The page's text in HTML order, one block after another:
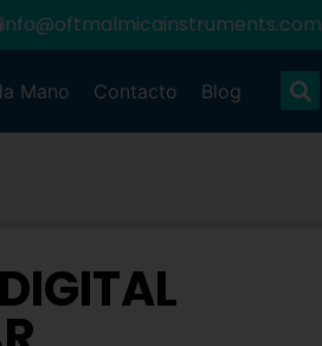
info@oftmalmicainstruments.com
Mano Contacto Blog